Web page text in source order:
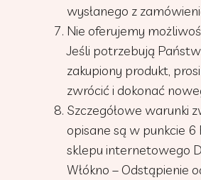
wysłanego z
Nie oferujemy
Jeśli potrzebują
zakupiony produkt,
zwrócić i dokonać
Szczegółowe warunki
opisane są w punkcie 6
sklepu internetowego
Włókno – Odstąpienie